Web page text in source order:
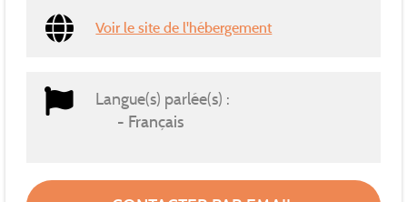
Voir le site de l'hébergement
Langue(s) parlée(s) :
Français